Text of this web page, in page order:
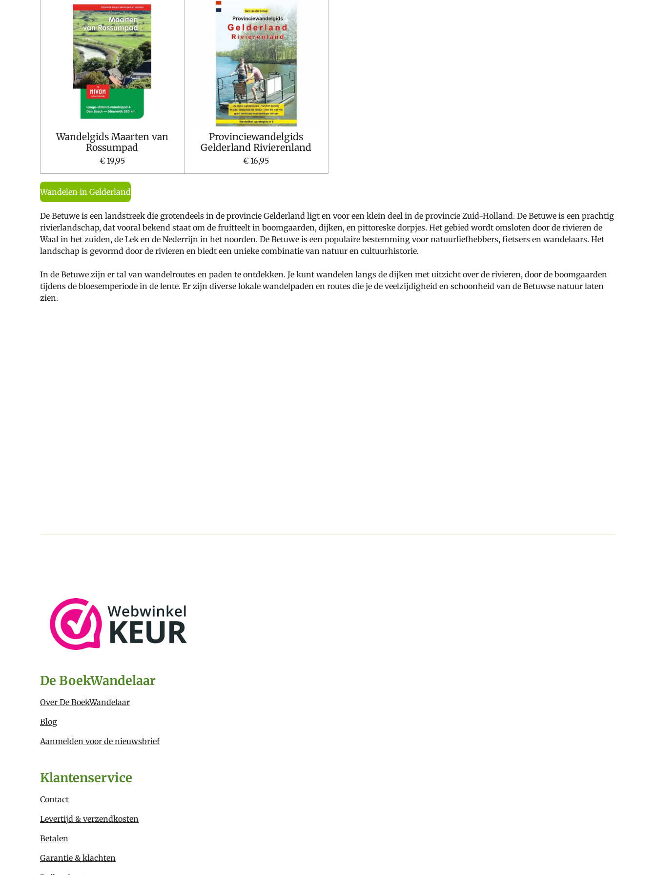
Wandelgids Maarten van
Rossumpad
€ 19,95
Provinciewandelgids
Gelderland Rivierenland
€ 16,95
Wandelen in Gelderland
De Betuwe is een landstreek die grotendeels in de provincie Gelderland ligt en voor een klein deel in de provincie Zuid-Holland. De Betuwe is een prachtig
rivierlandschap, dat vooral bekend staat om de fruitteelt in boomgaarden, dijken, en pittoreske dorpjes. Het gebied wordt omsloten door de rivieren de
Waal in het zuiden, de Lek en de Nederrijn in het noorden. De Betuwe is een populaire bestemming voor natuurliefhebbers, fietsers en wandelaars. Het
landschap is gevormd door de rivieren en biedt een unieke combinatie van natuur en cultuurhistorie.
In de Betuwe zijn er tal van wandelroutes en paden te ontdekken. Je kunt wandelen langs de dijken met uitzicht over de rivieren, door de boomgaarden
tijdens de bloesemperiode in de lente. Er zijn diverse lokale wandelpaden en routes die je de veelzijdigheid en schoonheid van de Betuwse natuur laten
zien.
De BoekWandelaar
Over De BoekWandelaar
Blog
Aanmelden voor de nieuwsbrief
Klantenservice
Contact
Levertijd & verzendkosten
Betalen
Garantie & klachten